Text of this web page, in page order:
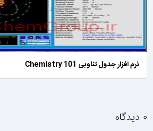
نرم افزار جدول تناوبی Chemistry 101
۰ دیدگاه